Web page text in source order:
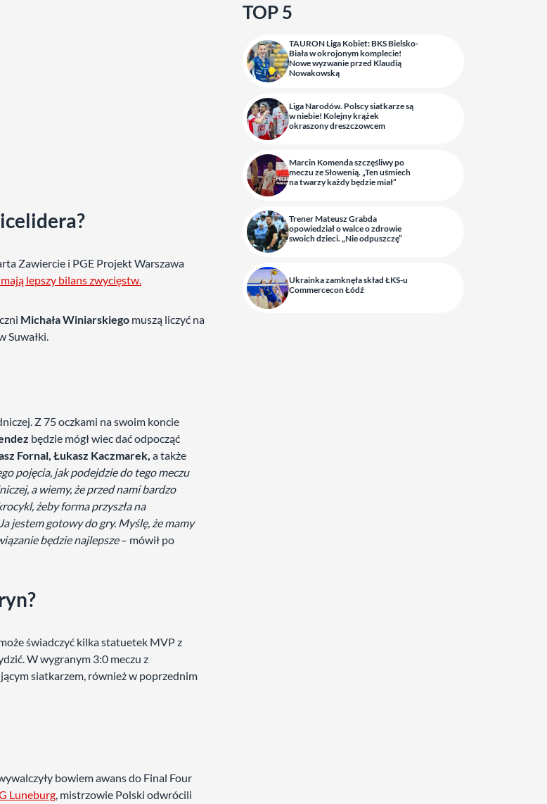
Zawiercie i PGE Projekt Warszawa
lepszy bilans zwycięstw.
Michała Winiarskiego muszą liczyć na
Suwałki.
Z 75 oczkami na swoim koncie
będzie mógł wiec dać odpocząć
Fornal, Łukasz Kaczmarek, a także
pojęcia, jak podejdzie do tego meczu
a wiemy, że przed nami bardzo
żeby forma przyszła na
jestem gotowy do gry. Myślę, że mamy
będzie najlepsze– mówił po
świadczyć kilka statuetek MVP z
W wygranym 3:0 meczu z
siatkarzem, również w poprzednim
bowiem awans do Final Four
Luneburg, mistrzowie Polski odwrócili
TOP 5
TAURON Liga Kobiet: BKS Bielsko-
Biała w okrojonym komplecie!
Nowe wyzwanie przed Klaudią
Nowakowską
Liga Narodów. Polscy siatkarze są
w niebie! Kolejny krążek
okraszony dreszczowcem
Marcin Komenda szczęśliwy po
meczu ze Słowenią. „Ten uśmiech
na twarzy każdy będzie miał”
Trener Mateusz Grabda
opowiedział o walce o zdrowie
swoich dzieci. „Nie odpuszczę”
Ukrainka zamknęła skład ŁKS-u
Commercecon Łódź